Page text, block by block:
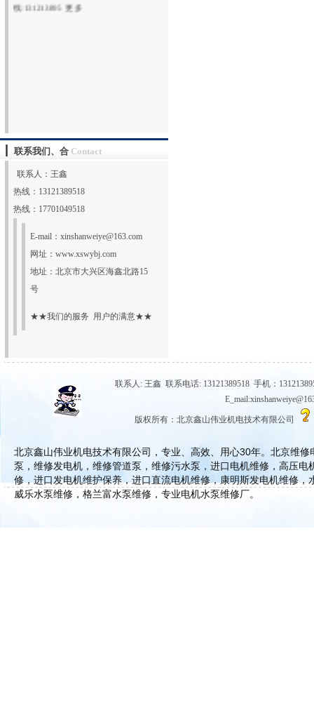
联系我们、合 Contact
联系人：王鑫
热线：13121389518
热线：17701049518
E-mail： xinshanweiye@163.com
网址： www.xswybj.com
地址：北京市大兴区海鑫北路15
号
★★我们的服务 用户的满意★★
联系人: 王鑫 联系电话: 13121389518 手机：
版权所有：北京鑫山伟业机电技术有限公司
北京鑫山伟业机电技术有限公司，专业、高效、用心30年。北京维
泵，维修发电机，维修管道泵，维修污水泵，进口电机维修，高压
修，进口发电机维护保养，进口直流电机维修，康明斯发电机维修
威乐水泵维修，格兰富水泵维修，专业电机水泵维修厂。